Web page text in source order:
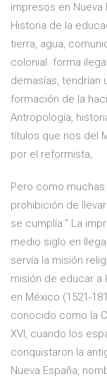
impresos en Nueva
Historia de la
tierra, agua,
colonial. forma
demasías, tendrían
formación de la
Antropología,
títulos que nos del
por el reformista,
Pero como
prohibición de
se cumplía." La
medio siglo en
servía la misión
misión de educar a
en México (1521-
conocido como la
XVI, cuando los
conquistaron la
Nueva España,